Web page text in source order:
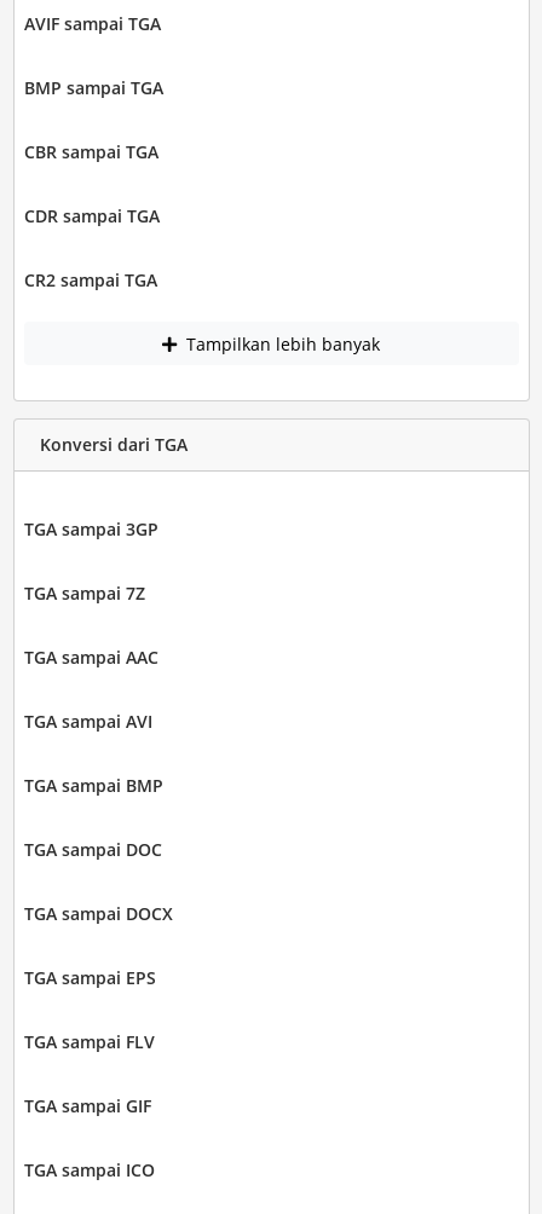
AVIF sampai TGA
BMP sampai TGA
CBR sampai TGA
CDR sampai TGA
CR2 sampai TGA
Tampilkan lebih banyak
Konversi dari TGA
TGA sampai 3GP
TGA sampai 7Z
TGA sampai AAC
TGA sampai AVI
TGA sampai BMP
TGA sampai DOC
TGA sampai DOCX
TGA sampai EPS
TGA sampai FLV
TGA sampai GIF
TGA sampai ICO